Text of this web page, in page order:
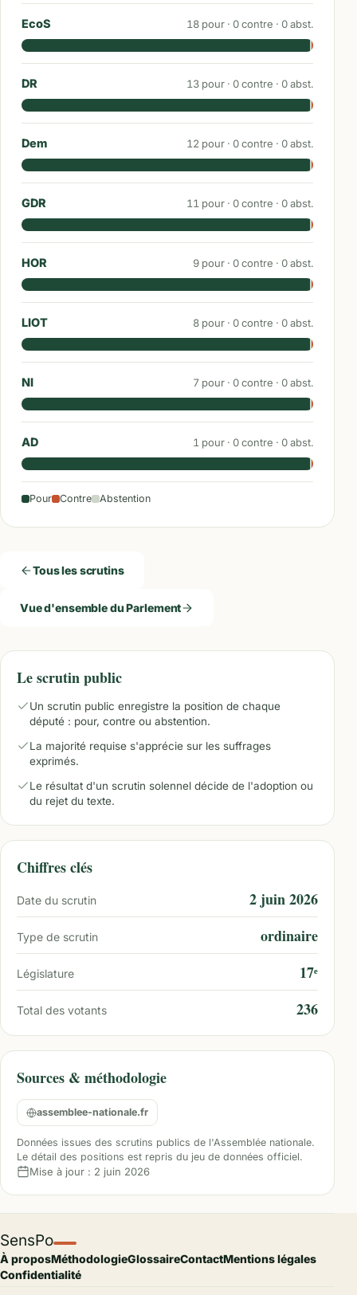
EcoS 18 pour · 0contre · 0abst.
DR 13 pour · 0contre · 0abst.
Dem 12 pour · 0contre · 0abst.
GDR 11 pour · 0contre · 0abst.
HOR 9 pour · 0contre · 0abst.
LIOT 8 pour · 0contre · 0abst.
NI 7 pour · 0contre · 0abst.
AD 1 pour · 0contre · 0abst.
Pour Contre Abstention
Tous les scrutins
Vue d'ensemble du Parlement
Le scrutin public
Un scrutin public enregistre la position de chaque
député : pour, contre ou abstention.
La majorité requise s'apprécie sur les suffrages
exprimés.
Le résultat d'un scrutin solennel décide de l'adoption ou
du rejet du texte.
Chiffres clés
Date du scrutin 2 juin 2026
Type de scrutin ordinaire
Législature 17ᵉ
Total des votants 236
Sources & méthodologie
assemblee-nationale.fr
Données issues des scrutins publics de l'Assemblée nationale.
Le détail des positions est repris du jeu de données officiel.
Mise à jour : 2 juin 2026
SensPo
À proposMéthodologieGlossaireContactMentions légales
Confidentialité